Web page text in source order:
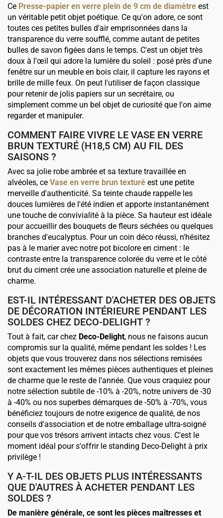
Ce Presse-papier en verre plein de 9 cm de diamètre est
un véritable petit objet poétique. Ce qu'on adore, ce sont
toutes ces petites bulles d'air emprisonnées dans la
transparence du verre soufflé, comme autant de petites
bulles de savon figées dans le temps. C'est un objet très
doux à l'œil qui adore la lumière du soleil : posé près d'une
fenêtre sur un meuble en bois clair, il capture les rayons et
brille de mille feux. On peut l'utiliser de façon classique
pour retenir de jolis papiers sur un secrétaire, ou
simplement comme un bel objet de curiosité que l'on aime
regarder et manipuler.
COMMENT FAIRE VIVRE LE VASE EN VERRE
BRUN TEXTURÉ (H18,5 CM) AU FIL DES
SAISONS ?
Avec sa jolie robe ambrée et sa texture travaillée en
alvéoles, ce Vase en verre brun texturé est une petite
merveille d'authenticité. Sa teinte chaude rappelle les
douces lumières de l'été indien et apporte instantanément
une touche de convivialité à la pièce. Sa hauteur est idéale
pour accueillir des bouquets de fleurs séchées ou quelques
branches d'eucalyptus. Pour un coin déco réussi, n'hésitez
pas à le marier avec notre pot bicolore en ciment : le
contraste entre la transparence colorée du verre et le côté
brut du ciment crée une association naturelle et pleine de
charme.
EST-IL INTÉRESSANT D'ACHETER DES OBJETS
DE DÉCORATION INTÉRIEURE PENDANT LES
SOLDES CHEZ DECO-DELIGHT ?
Tout à fait, car chez Deco-Delight, nous ne faisons aucun
compromis sur la qualité, même pendant les soldes ! Les
objets que vous trouverez dans nos sélections remisées
sont exactement les mêmes pièces authentiques et pleines
de charme que le reste de l'année. Que vous craquiez pour
notre sélection subtile de -10% à -20%, notre univers de -30
à -40% ou nos superbes démarques de -50% à -70%, vous
bénéficiez toujours de notre exigence de qualité, de nos
conseils d'association et de notre emballage ultra-soigné
pour que vos trésors arrivent intacts chez vous. C'est le
moment idéal pour s'offrir le standing Deco-Delight à prix
privilège !
Y A-T-IL DES OBJETS PLUS INTÉRESSANTS
QUE D'AUTRES À ACHETER PENDANT LES
SOLDES ?
De manière générale, ce sont les pièces maîtresses et